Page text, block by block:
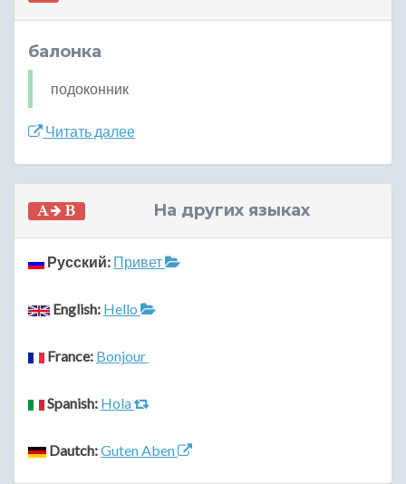
балонка
подоконник
Читать далее
На других языках
Русский: Привет
English: Hello
France: Bonjour
Spanish: Hola
Dautch:Guten Aben